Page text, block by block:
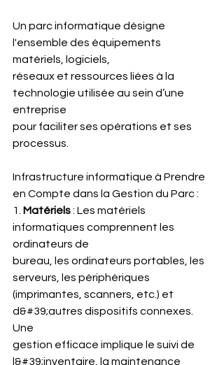
Un parc informatique désigne
l'ensemble des équipements
matériels, logiciels,
réseaux et ressources liées à la
technologie utilisée au sein d’une
entreprise
pour faciliter ses opérations et ses
processus.
Infrastructure informatique à Prendre
en Compte dans la Gestion du Parc :
1. Matériels : Les matériels
informatiques comprennent les
ordinateurs de
bureau, les ordinateurs portables, les
serveurs, les périphériques
(imprimantes, scanners, etc.) et
d&#39;autres dispositifs connexes.
Une
gestion efficace implique le suivi de
l&#39;inventaire, la maintenance